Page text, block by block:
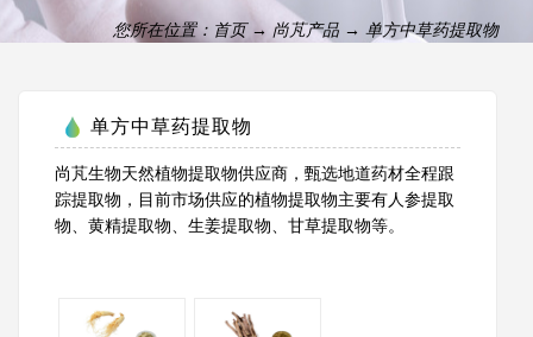
您所在位置： 首页→ 尚芃产品 → 单方中草药提取物
单方中草药提取物
尚芃生物天然植物提取物供应商，甄选地道药材全程跟
踪提取物，目前市场供应的植物提取物主要有人参提取
物、黄精提取物、生姜提取物、甘草提取物等。